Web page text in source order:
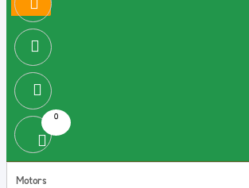
0
Motors